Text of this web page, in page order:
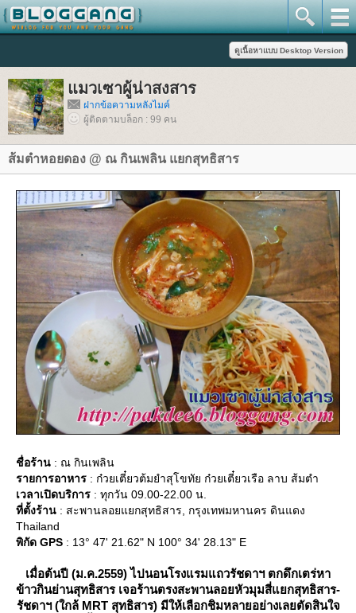
มวเซาผู้น่าสงสาร
ฝากข้อความหลังไมค์
ผู้ติดตามบล็อก : 99 คน
ส้มตำหอยดอง @ ณ กินเพลิน แยกสุทธิสาร
ชื่อร้าน : ณ กินเพลิน
รายการอาหาร : ก๋วยเตี๋ยวต้มยำสุโขทัย ก๋วยเตี๋ยวเรือ ลาบ ส้มตำ
เวลาเปิดบริการ : ทุกวัน 09.00-22.00 น.
ที่ตั้งร้าน : สะพานลอยแยกสุทธิสาร, กรุงเทพมหานคร ดินแดง
Thailand
พิกัด GPS : 13° 47' 21.62" N 100° 34' 28.13" E
เมื่อต้นปี (ม.ค.2559) ไปนอนโรงแรมแถวรัชดาฯ ตกดึกเตร่หา
ข้าวกินย่านสุทธิสาร เจอร้านตรงสะพานลอยหัวมุมสี่แยกสุทธิสาร-
รัชดาฯ (ใกล้ MRT สุทธิสาร) มีให้เลือกชิมหลายอย่างเลยตัดสินใจ